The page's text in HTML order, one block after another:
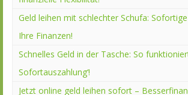
Geld leihen mit schlechter Schufa:
Ihre Finanzen!
Schnelles Geld in der Tasche: So
Sofortauszahlung‘!
Jetzt online geld leihen sofort –